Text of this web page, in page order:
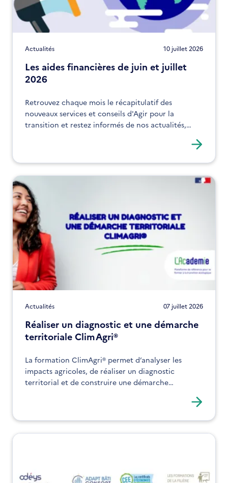
Actualités 10 juillet 2026
Les aides financières de juin et juillet
2026
Retrouvez chaque mois le récapitulatif des
nouveaux services et conseils d'Agir pour la
transition et restez informés de nos actualités,
Actualités 07 juillet 2026
Réaliser un diagnostic et une démarche
territoriale ClimAgri®
La formation ClimAgri® permet d’analyser les
impacts agricoles, de réaliser un diagnostic
territorial et de construire une démarche